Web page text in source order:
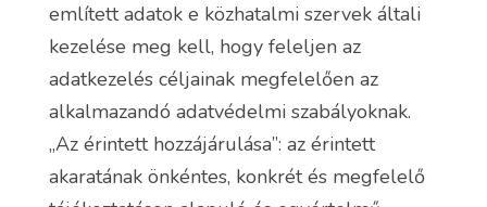
említett adatok e közhatalmi szervek általi
kezelése meg kell, hogy feleljen az
adatkezelés céljainak megfelelően az
alkalmazandó adatvédelmi szabályoknak.
„Az érintett hozzájárulása”: az érintett
akaratának önkéntes, konkrét és megfelelő